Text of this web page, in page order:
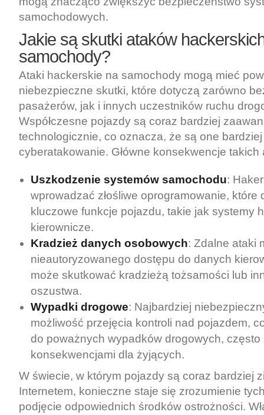
samochodowych.
Jakie są skutki ataków
samochody?
Ataki hackerskie na samochody mogą mieć
niebezpieczne skutki, które dotyczą zarówno
pasażerów, jak i innych uczestników ruchu
Współczesne pojazdy są coraz bardziej
technologicznie, co oznacza, że są one
cyberatakowanie. Główne konsekwencje
Uszkodzenie systemów samochodu:
wprowadzać złośliwe oprogramowanie, które
kluczowe funkcje pojazdu, takie jak systemy
kierownicze.
Kradzież danych osobowych: Zdalne ataki
nieautoryzowanego dostępu do danych
może skutkować kradzieżą tożsamości lub
oszustwa.
Wypadki drogowe: Najbardziej
możliwość przejęcia kontroli nad pojazdem,
do poważnych wypadków drogowych, często
konsekwencjami dla żyjących.
W świecie, w którym pojazdy są coraz bardziej
Internetem, konieczne staje się zrozumienie
podjęcie odpowiednich środków ostrożności.